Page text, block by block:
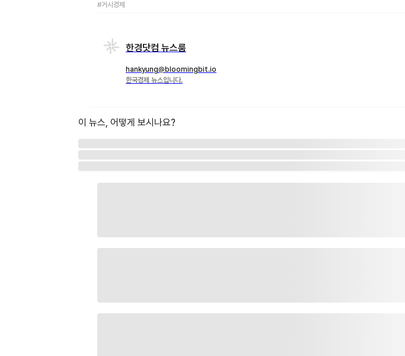
#거시경제
한경닷컴 뉴스룸
hankyung@bloomingbit.io
한국경제 뉴스입니다.
이 뉴스, 어떻게 보시나요?